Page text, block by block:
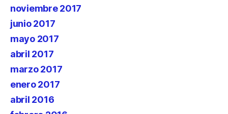
noviembre 2017
junio 2017
mayo 2017
abril 2017
marzo 2017
enero 2017
abril 2016